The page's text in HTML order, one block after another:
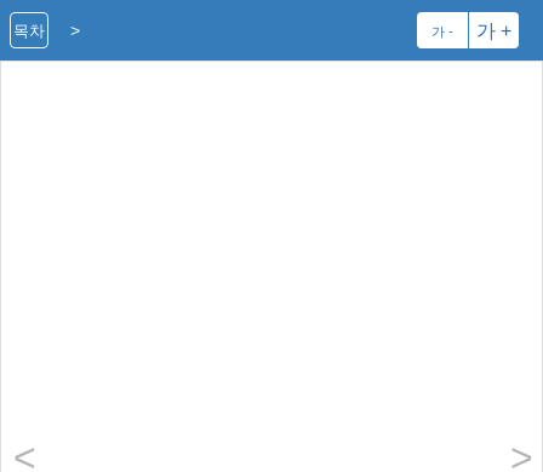
> 가 - 가 +
목차
< >